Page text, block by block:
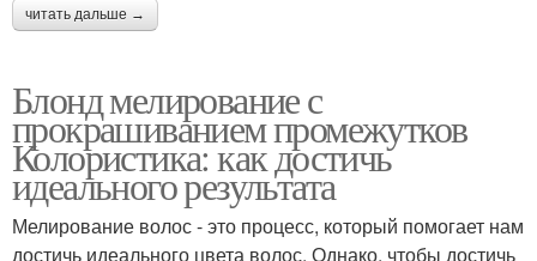
читать дальше →
Блонд мелирование с
прокрашиванием промежутков
Колористика: как достичь
идеального результата
Мелирование волос - это процесс, который помогает нам
достичь идеального цвета волос. Однако, чтобы достичь